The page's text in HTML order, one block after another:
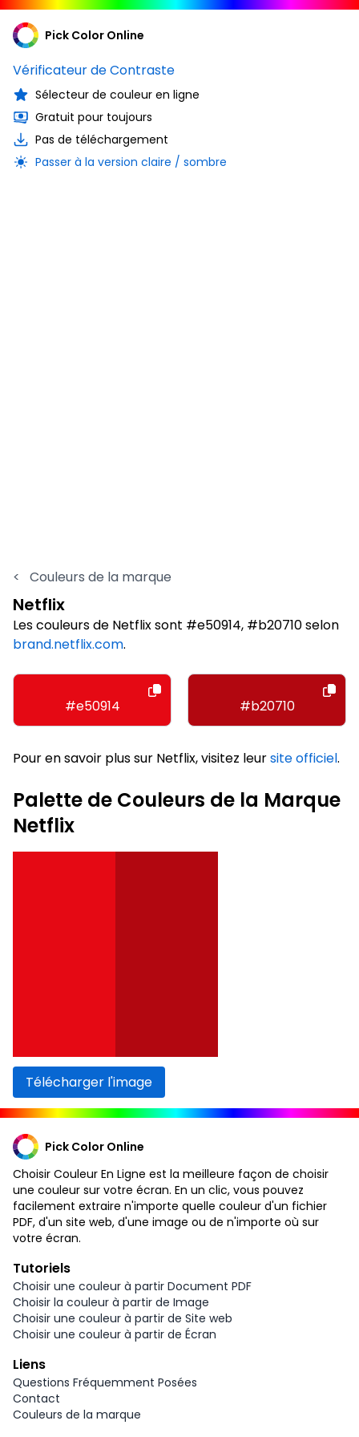
Pick Color Online
Vérificateur de Contraste
Sélecteur de couleur en ligne
Gratuit pour toujours
Pas de téléchargement
Passer à la version claire / sombre
< Couleurs de la marque
Netflix
Les couleurs de Netflix sont #e50914, #b20710 selon
brand.netflix.com.
#e50914 #b20710
Pour en savoir plus sur Netflix, visitez leursite officiel.
Palette de Couleurs de la Marque
Netflix
Télécharger l'image
Pick Color Online
Choisir Couleur En Ligne est la meilleure façon de choisir
une couleur sur votre écran. En un clic, vous pouvez
facilement extraire n'importe quelle couleur d'un fichier
PDF, d'un site web, d'une image ou de n'importe où sur
votre écran.
Tutoriels
Choisir une couleur à partir Document PDF
Choisir la couleur à partir de Image
Choisir une couleur à partir de Site web
Choisir une couleur à partir de Écran
Liens
Questions Fréquemment Posées
Contact
Couleurs de la marque